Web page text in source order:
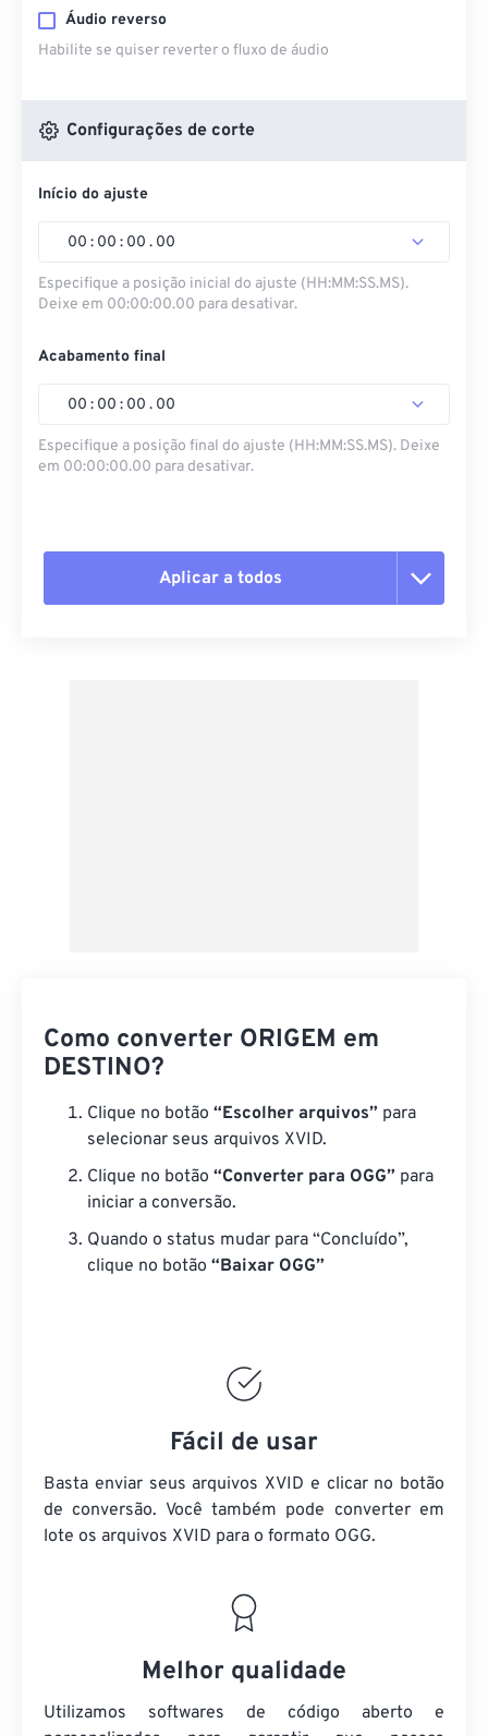
Áudio reverso
Habilite se quiser reverter o fluxo de áudio
Configurações de corte
Início do ajuste
00 : 00 : 00 . 00
Especifique a posição inicial do ajuste (HH:MM:SS.MS).
Deixe em 00:00:00.00 para desativar.
Acabamento final
00 : 00 : 00 . 00
Especifique a posição final do ajuste (HH:MM:SS.MS). Deixe
em 00:00:00.00 para desativar.
Aplicar a todos
Como converter ORIGEM em
DESTINO?
Clique no botão “Escolher arquivos” para
selecionar seus arquivos XVID.
Clique no botão “Converter para OGG” para
iniciar a conversão.
Quando o status mudar para “Concluído”,
clique no botão “Baixar OGG”
Fácil de usar
Basta enviar seus arquivos XVID e clicar no botão
de conversão. Você também pode converter em
lote os arquivos XVID para o formato OGG.
Melhor qualidade
Utilizamos softwares de código aberto e